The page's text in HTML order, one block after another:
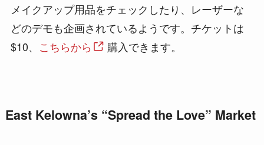
メイクアップ用品をチェックしたり、レーザーな
どのデモも企画されているようです。チケットは
$10、 こちらから 購入できます。
East Kelowna’s “Spread the Love” Market